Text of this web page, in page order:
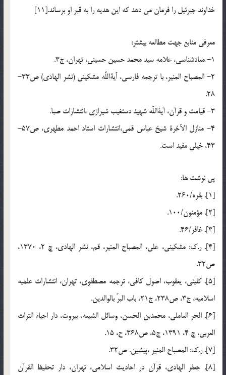
خداوند جبرئيل را فرمان مي دهد که اين هديه را به قبر او برساند.[11]
معرفي منابع جهت مطالعه بيشتر:
1- معادشناسى، علامه سيد محمد حسين حسينى، تهران، ج3.
2- المصباح المنير، با ترجمه فارسى، آيةاللَّه مشكينى (نشر الهادى) ص33-
28.
3- قيامت و قرآن، آيةاللَّه شهيد دستغيب شيرازى ،انتشارات صبا.
4- منازل الآخرة شيخ عباس قمى،انتشارات استاد احمد مطهرى، ص57-
43، خيلى مفيد است.
پي نوشت ها:
[1]. بقره/260.
[2]. مؤمنون/100.
[3]. غافر/46.
[4]. ر.ك: مشكينى، على، المصباح المنير، قم، نشر الهادى، چ 2، 1370،
ص32.
[5]. كلينى، يعقوب، اصول كافى، ترجمه مصطفوى، تهران، انتشارات علميه
اسلاميه، ج3، ص238، ج21، باب البرّ بالوالدين.
[6]. الحر العاملى، محمدبن الحسن، وسائل الشيعه، بيروت، دار احياء التراث
العربى، چ 4، 1391، ج5، ص368، ح، 15.
[7]. ر.ك: المصباح المنير ،پيشين. ص32.
[8]. جعفر الهادى، قرآن در احاديث اسلامى، تهران، دار تحفيظ القرآن